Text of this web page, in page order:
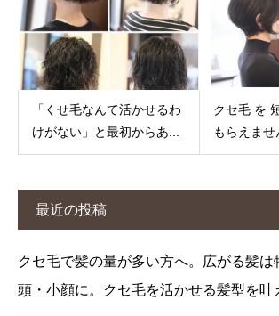
「くせ毛なんて活かせるわ
けがない」と最初からあ...
クセ毛 を
もらえませ
最近の投稿
クセ毛で髪の量が多い方へ。広がる髪は
頭・小顔に。クセ毛を活かせる髪型を叶